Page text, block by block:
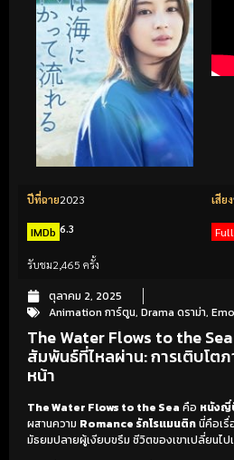
ปีที่ฉาย2023 เสียง
IMDb 6.3
รับชม2,465 ครั้ง
ตุลาคม 2, 2025
Animation การ์ตูน, Drama ดราม่า,
The Water Flows to the
สัมพันธ์ที่ไหลผ่าน: การเติบโต
หน้า
The Water Flows to the Sea คือ หนัง
ผสานความ Romance รักโรแมนติกนี่คือเรื่
มัธยมปลายผู้เงียบขรึม ชีวิตของเขาเปลี่ยนไ